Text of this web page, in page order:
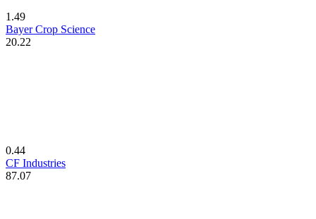
1.49
Bayer Crop Science
20.22
0.44
CF Industries
87.07